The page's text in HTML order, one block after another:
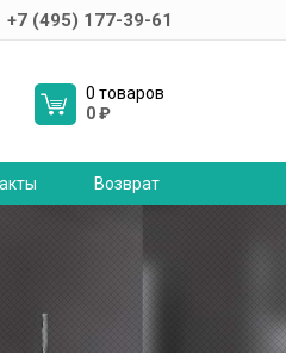
+7 (495) 177-39-61
0 товаров
0₽
Возврат